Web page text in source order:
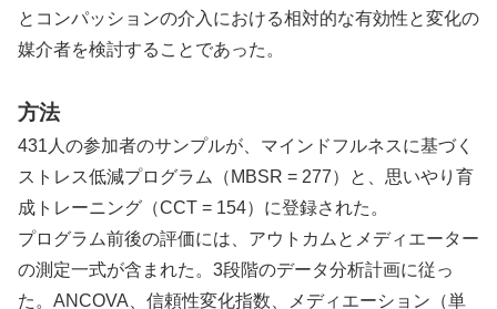
とコンパッションの介入における相対的な有効性と変化の
媒介者を検討することであった。
方法
431人の参加者のサンプルが、マインドフルネスに基づく
ストレス低減プログラム（MBSR = 277）と、思いやり育
成トレーニング（CCT = 154）に登録された。
プログラム前後の評価には、アウトカムとメディエーター
の測定一式が含まれた。3段階のデータ分析計画に従っ
た。ANCOVA、信頼性変化指数、メディエーション（単